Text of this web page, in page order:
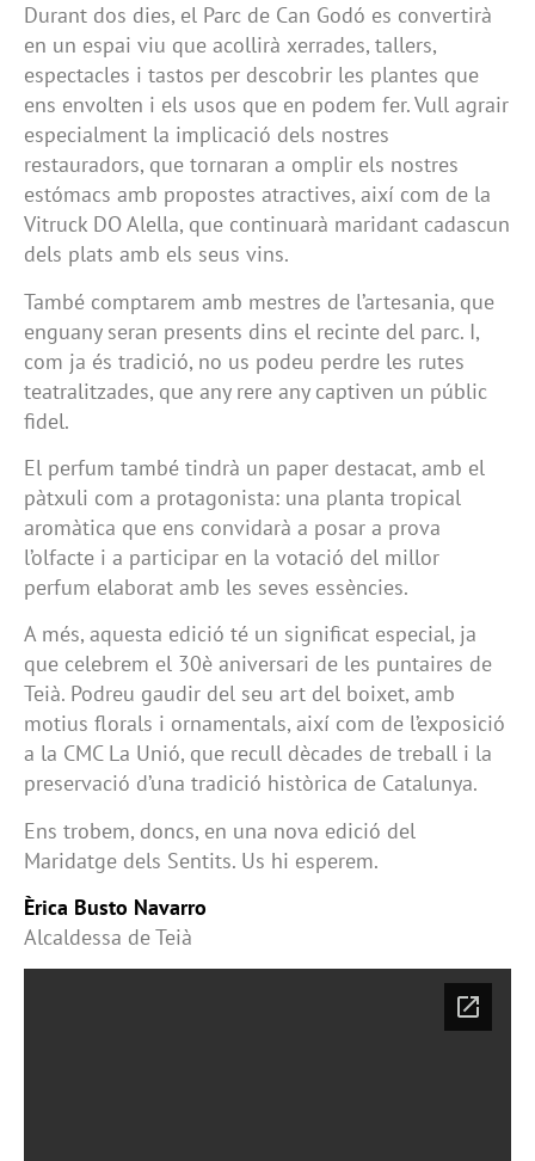
Durant dos dies, el Parc de Can Godó es convertirà
en un espai viu que acollirà xerrades, tallers,
espectacles i tastos per descobrir les plantes que
ens envolten i els usos que en podem fer. Vull agrair
especialment la implicació dels nostres
restauradors, que tornaran a omplir els nostres
estómacs amb propostes atractives, així com de la
Vitruck DO Alella, que continuarà maridant cadascun
dels plats amb els seus vins.
També comptarem amb mestres de l’artesania, que
enguany seran presents dins el recinte del parc. I,
com ja és tradició, no us podeu perdre les rutes
teatralitzades, que any rere any captiven un públic
fidel.
El perfum també tindrà un paper destacat, amb el
pàtxuli com a protagonista: una planta tropical
aromàtica que ens convidarà a posar a prova
l’olfacte i a participar en la votació del millor
perfum elaborat amb les seves essències.
A més, aquesta edició té un significat especial, ja
que celebrem el 30è aniversari de les puntaires de
Teià. Podreu gaudir del seu art del boixet, amb
motius florals i ornamentals, així com de l’exposició
a la CMC La Unió, que recull dècades de treball i la
preservació d’una tradició històrica de Catalunya.
Ens trobem, doncs, en una nova edició del
Maridatge dels Sentits. Us hi esperem.
Èrica Busto Navarro
Alcaldessa de Teià